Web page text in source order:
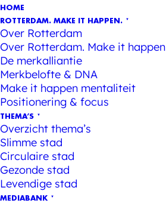
HOME
ROTTERDAM. MAKE IT HAPPEN.
Over Rotterdam
Over Rotterdam. Make it happen
De merkalliantie
Merkbelofte & DNA
Make it happen mentaliteit
Positionering & focus
THEMA’S
Overzicht thema’s
Slimme stad
Circulaire stad
Gezonde stad
Levendige stad
MEDIABANK